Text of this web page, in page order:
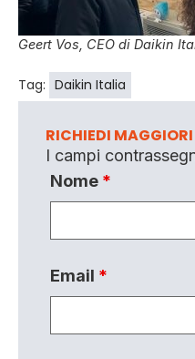
Geert Vos, CEO di Daikin
Tag: Daikin Italia
RICHIEDI
I campi
Nome *
Email *